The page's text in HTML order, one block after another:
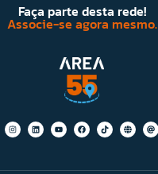
Faça parte desta rede!
Associe-se agora mesmo.